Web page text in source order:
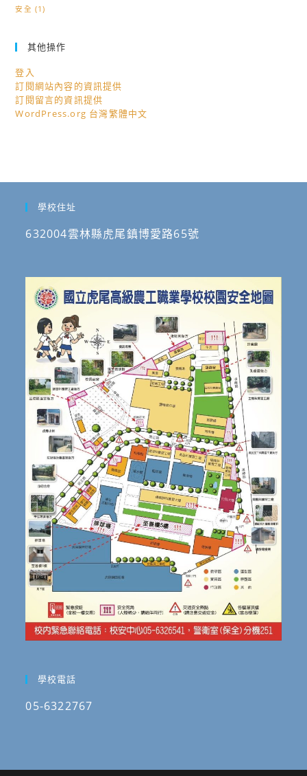
安全 (1)
其他操作
登入
訂閱網站內容的資訊提供
訂閱留言的資訊提供
WordPress.org 台灣繁體中文
學校住址
632004雲林縣虎尾鎮博愛路65號
學校電話
05-6322767